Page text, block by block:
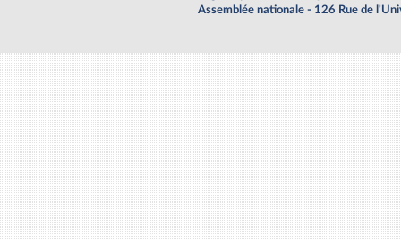
Assemblée nationale - 126 Rue de